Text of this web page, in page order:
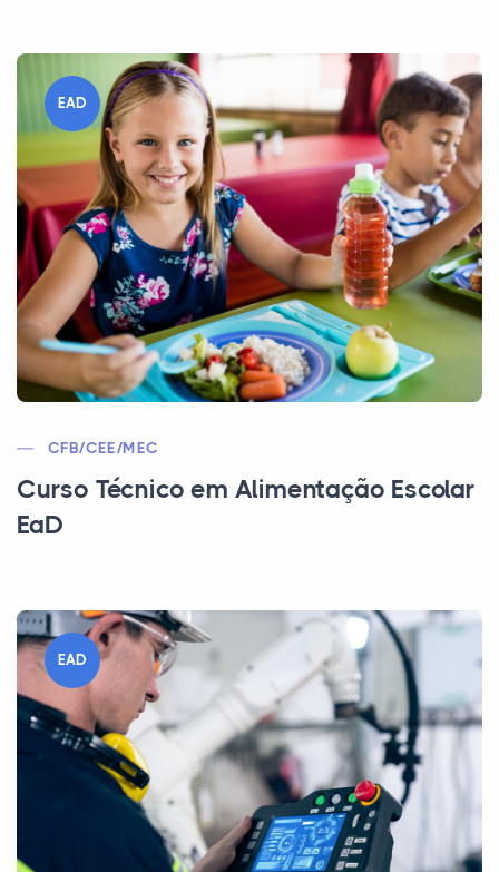
EAD
CFB/CEE/MEC
Curso Técnico em Alimentação Escolar
EaD
EAD